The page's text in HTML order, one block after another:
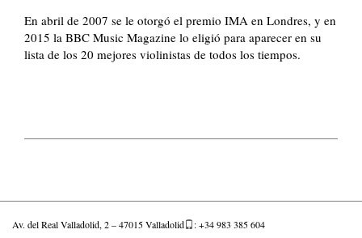
En abril de 2007 se le otorgó el premio IMA en Londres, y en
2015 la BBC Music Magazine lo eligió para aparecer en su
lista de los 20 mejores violinistas de todos los tiempos.
Av. del Real Valladolid, 2 – 47015 Valladolid
: +34 983 385 604